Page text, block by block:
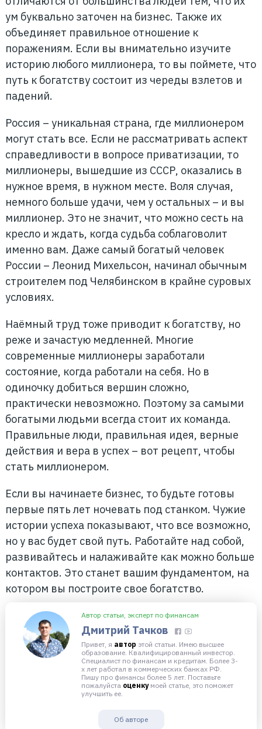
ум буквально заточен на бизнес. Также их
объединяет правильное отношение к
поражениям. Если вы внимательно изучите
историю любого миллионера, то вы поймете, что
путь к богатству состоит из череды взлетов и
падений.
Россия – уникальная страна, где миллионером
могут стать все. Если не рассматривать аспект
справедливости в вопросе приватизации, то
миллионеры, вышедшие из СССР, оказались в
нужное время, в нужном месте. Воля случая,
немного больше удачи, чем у остальных – и вы
миллионер. Это не значит, что можно сесть на
кресло и ждать, когда судьба соблаговолит
именно вам. Даже самый богатый человек
России – Леонид Михельсон, начинал обычным
строителем под Челябинском в крайне суровых
условиях.
Наёмный труд тоже приводит к богатству, но
реже и зачастую медленней. Многие
современные миллионеры заработали
состояние, когда работали на себя. Но в
одиночку добиться вершин сложно,
практически невозможно. Поэтому за самыми
богатыми людьми всегда стоит их команда.
Правильные люди, правильная идея, верные
действия и вера в успех – вот рецепт, чтобы
стать миллионером.
Если вы начинаете бизнес, то будьте готовы
первые пять лет ночевать под станком. Чужие
истории успеха показывают, что все возможно,
но у вас будет свой путь. Работайте над собой,
развивайтесь и налаживайте как можно больше
контактов. Это станет вашим фундаментом, на
котором вы построите свое богатство.
Автор статьи, эксперт по финансам
Дмитрий Тачков
Привет, я автор этой статьи. Имею высшее
образование. Квалифицированный инвестор.
Специалист по финансам и кредитам. Более 3-
х лет работал в коммерческих банках РФ.
Пишу про финансы более 5 лет. Поставьте
пожалуйста оценкумоей статье, это поможет
улучшить ее.
Об авторе